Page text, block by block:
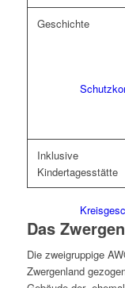
Geschichte
Inklusive
Kindertagesstätte
Das
Die zweigruppige
Zwergenland